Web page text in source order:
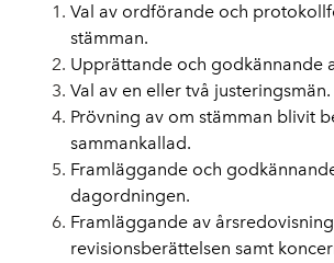
Val av ordförande och
stämman.
Upprättande och godkännande
Val av en eller två justeringsmän.
Prövning av om stämman blivit
sammankallad.
Framläggande och
dagordningen.
Framläggande av
revisionsberättelsen samt